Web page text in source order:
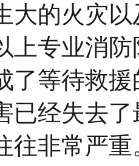
大的火灾
上专业消
了等待救
已经失去
往非常严